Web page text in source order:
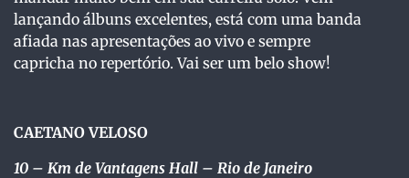
lançando álbuns excelentes, está com uma banda
afiada nas apresentações ao vivo e sempre
capricha no repertório. Vai ser um belo show!
CAETANO VELOSO
10 – Km de Vantagens Hall – Rio de Janeiro